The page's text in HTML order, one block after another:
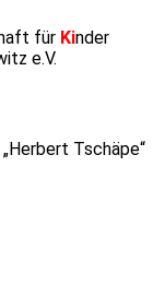
für Kinder
e.V.
Tschäpe“